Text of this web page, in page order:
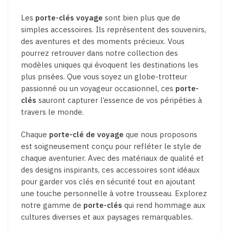
Les porte-clés voyage sont bien plus que de
simples accessoires. Ils représentent des souvenirs,
des aventures et des moments précieux. Vous
pourrez retrouver dans notre collection des
modèles uniques qui évoquent les destinations les
plus prisées. Que vous soyez un globe-trotteur
passionné ou un voyageur occasionnel, ces porte-
clés sauront capturer l’essence de vos péripéties à
travers le monde.
Chaque porte-clé de voyage que nous proposons
est soigneusement conçu pour refléter le style de
chaque aventurier. Avec des matériaux de qualité et
des designs inspirants, ces accessoires sont idéaux
pour garder vos clés en sécurité tout en ajoutant
une touche personnelle à votre trousseau. Explorez
notre gamme de porte-clés qui rend hommage aux
cultures diverses et aux paysages remarquables.